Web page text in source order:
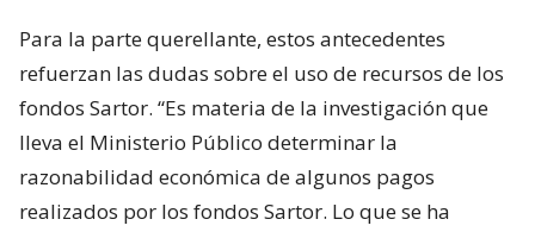
Para la parte querellante, estos antecedentes
refuerzan las dudas sobre el uso de recursos de los
fondos Sartor. “Es materia de la investigación que
lleva el Ministerio Público determinar la
razonabilidad económica de algunos pagos
realizados por los fondos Sartor. Lo que se ha